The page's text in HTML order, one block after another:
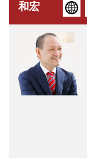
和宏